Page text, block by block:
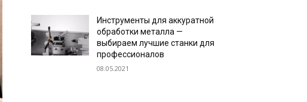
Инструменты для аккуратной
обработки металла —
выбираем лучшие станки для
профессионалов
08.05.2021